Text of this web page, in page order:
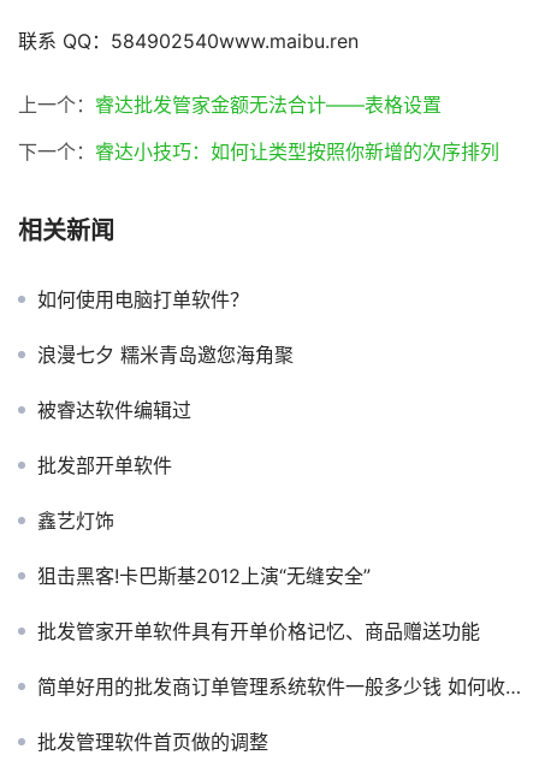
联系 QQ：584902540www.maibu.ren
上一个： 睿达批发管家金额无法合计——表格设置
下一个： 睿达小技巧：如何让类型按照你新增的次序排列
相关新闻
如何使用电脑打单软件？
浪漫七夕 糯米青岛邀您海角聚
被睿达软件编辑过
批发部开单软件
鑫艺灯饰
狙击黑客!卡巴斯基2012上演“无缝安全”
批发管家开单软件具有开单价格记忆、商品赠送功能
简单好用的批发商订单管理系统软件一般多少钱 如何收费
批发管理软件首页做的调整